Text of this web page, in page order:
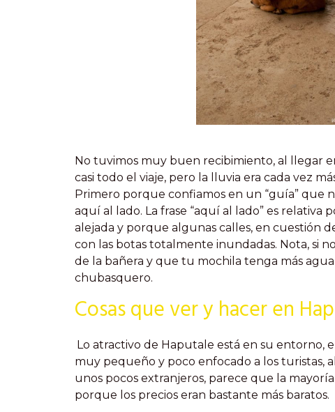
No tuvimos muy buen recibimiento, al llegar
casi todo el viaje, pero la lluvia era cada vez
Primero porque confiamos en un “guía” que
aquí al lado. La frase “aquí al lado” es
alejada y porque algunas calles, en cuestión
con las botas totalmente inundadas. Nota, si
de la bañera y que tu mochila tenga más
chubasquero.
Cosas que ver y hacer en
Lo atractivo de Haputale está en su entorno,
muy pequeño y poco enfocado a los turistas,
unos pocos extranjeros, parece que la
porque los precios eran bastante más baratos.